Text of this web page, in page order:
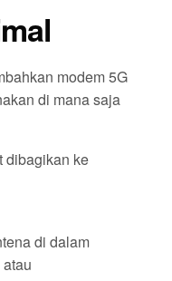
modem 5G
di mana saja
dibagikan ke
di dalam